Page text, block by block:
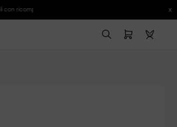
ricompense esclusive. Maggiori
x